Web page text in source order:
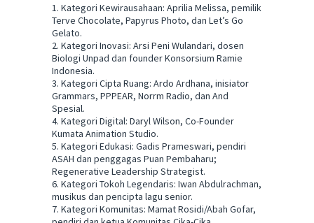
1. Kategori Kewirausahaan: Aprilia Melissa, pemilik
Terve Chocolate, Papyrus Photo, dan Let’s Go
Gelato.
2. Kategori Inovasi: Arsi Peni Wulandari, dosen
Biologi Unpad dan founder Konsorsium Ramie
Indonesia.
3. Kategori Cipta Ruang: Ardo Ardhana, inisiator
Grammars, PPPEAR, Norrm Radio, dan And
Spesial.
4. Kategori Digital: Daryl Wilson, Co-Founder
Kumata Animation Studio.
5. Kategori Edukasi: Gadis Prameswari, pendiri
ASAH dan penggagas Puan Pembaharu;
Regenerative Leadership Strategist.
6. Kategori Tokoh Legendaris: Iwan Abdulrachman,
musikus dan pencipta lagu senior.
7. Kategori Komunitas: Mamat Rosidi/Abah Gofar,